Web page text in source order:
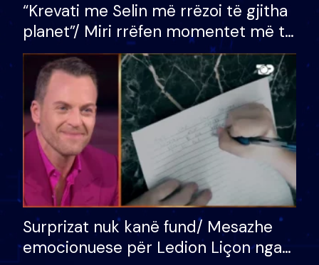
“Krevati me Selin më rrëzoi të gjitha
planet”/ Miri rrëfen momentet më të
bukura në shtëpinë e BB VIP: Do më
mungojë zilja e mëngjesit kur…
Surprizat nuk kanë fund/ Mesazhe
emocionuese për Ledion Liçon nga